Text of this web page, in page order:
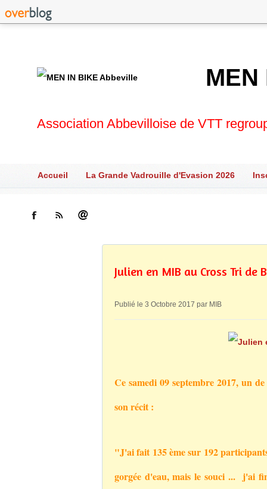
Association Abbevilloise de VTT
Accueil La Grande Vadrouille d'Evasion 2026
Julien en MIB au Cross Tri de
Publié le 3 Octobre 2017 par MIB
Ce samedi 09 septembre 2017, un
son récit :
"J'ai fait 135 ème sur 192
gorgée d'eau, mais le souci ... j'ai